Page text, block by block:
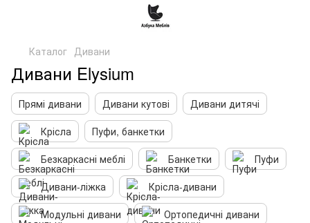
Каталог Дивани
Дивани Elysium
Прямі дивани Дивани кутові
Дивани дитячі
Крісла
Пуфи, банкетки
Безкаркасні меблі
Банкетки
Пуфи
Дивани-ліжка
Крісла-дивани
Модульні дивани
Ортопедичні дивани